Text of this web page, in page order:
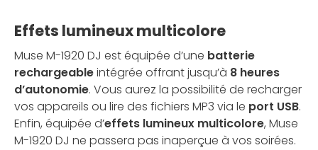
Effets lumineux multicolore
Muse M-1920 DJ est équipée d’une batterie
rechargeableintégrée offrant jusqu’à 8 heures
d’autonomie. Vous aurez la possibilité de recharger
vos appareils ou lire des fichiers MP3 via le port USB.
Enfin, équipée d’effets lumineux multicolore, Muse
M-1920 DJ ne passera pas inaperçue à vos soirées.